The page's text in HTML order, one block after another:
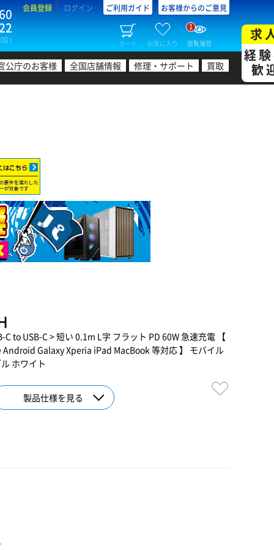
)
会員登録 ログイン ご利用ガイド お客様からのご意見
カート お気に入り 閲覧履歴
1
公庁のお客様 全国店舗情報 修理・サポート 買取
求
経
歓
C to USB-C > 短い 0.1m L字 フラット PD 60W 急速充電 【
Galaxy Xperia iPad MacBook 等対応 】 モバイル
ホワイト
製品仕様を見る